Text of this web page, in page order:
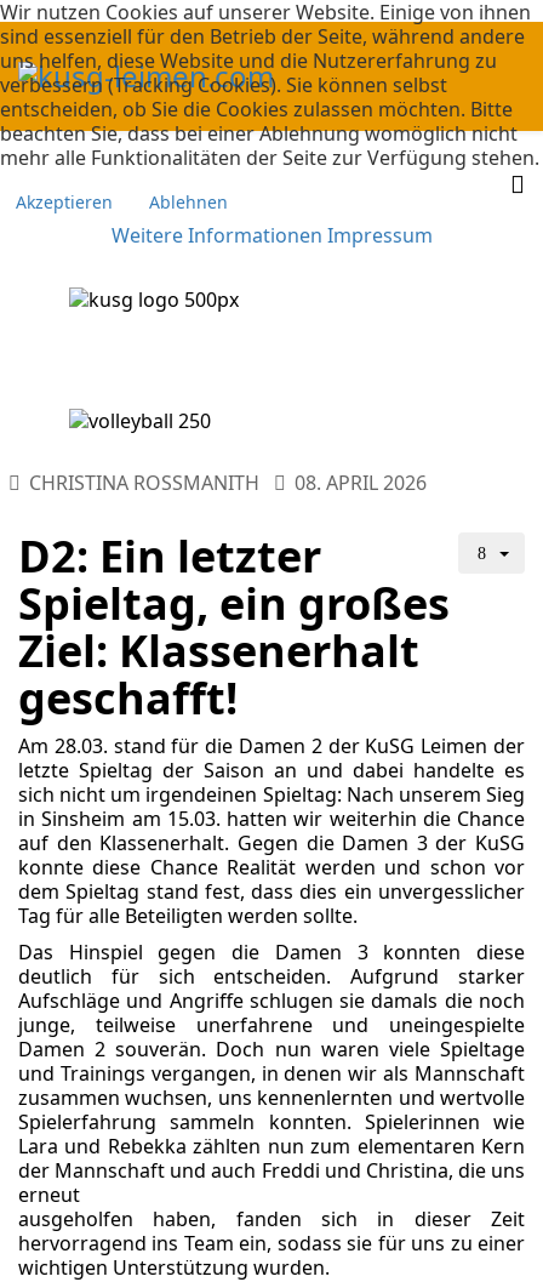
CHRISTINA ROSSMANITH 08. APRIL 2026
D2: Ein letzter
Spieltag, ein großes
Ziel: Klassenerhalt
geschafft!
Am 28.03. stand für die Damen 2 der KuSG Leimen der
letzte Spieltag der Saison an und dabei handelte es
sich nicht um irgendeinen Spieltag: Nach unserem Sieg
in Sinsheim am 15.03. hatten wir weiterhin die Chance
auf den Klassenerhalt. Gegen die Damen 3 der KuSG
konnte diese Chance Realität werden und schon vor
dem Spieltag stand fest, dass dies ein unvergesslicher
Tag für alle Beteiligten werden sollte.
Das Hinspiel gegen die Damen 3 konnten diese
deutlich für sich entscheiden. Aufgrund starker
Aufschläge und Angriffe schlugen sie damals die noch
junge, teilweise unerfahrene und uneingespielte
Damen 2 souverän. Doch nun waren viele Spieltage
und Trainings vergangen, in denen wir als Mannschaft
zusammen wuchsen, uns kennenlernten und wertvolle
Spielerfahrung sammeln konnten. Spielerinnen wie
Lara und Rebekka zählten nun zum elementaren Kern
der Mannschaft und auch Freddi und Christina, die uns
erneut
ausgeholfen haben, fanden sich in dieser Zeit
hervorragend ins Team ein, sodass sie für uns zu einer
wichtigen Unterstützung wurden.
Wir nutzen Cookies auf unserer Website. Einige von ihnen
sind essenziell für den Betrieb der Seite, während andere
uns helfen, diese Website und die Nutzererfahrung zu
verbessern (Tracking Cookies). Sie können selbst
entscheiden, ob Sie die Cookies zulassen möchten. Bitte
beachten Sie, dass bei einer Ablehnung womöglich nicht
mehr alle Funktionalitäten der Seite zur Verfügung stehen.
Akzeptieren Ablehnen
Weitere Informationen Impressum